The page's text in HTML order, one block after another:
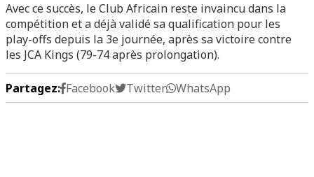
Avec ce succès, le Club Africain reste invaincu dans la
compétition et a déjà validé sa qualification pour les
play-offs depuis la 3e journée, après sa victoire contre
les JCA Kings (79-74 après prolongation).
Partagez: Facebook Twitter WhatsApp